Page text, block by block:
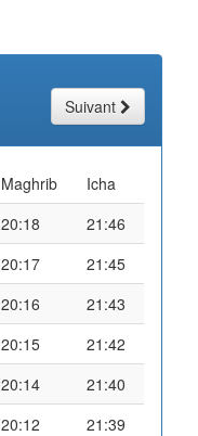
Suivant
Maghrib
Icha
20:18
21:46
20:17
21:45
20:16
21:43
20:15
21:42
20:14
21:40
20:12
21:39